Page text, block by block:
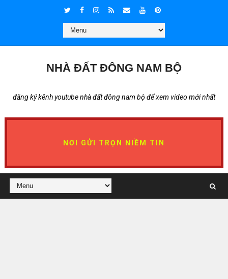
NHÀ ĐẤT ĐÔNG NAM BỘ
đăng ký kênh youtube nhà đất đông nam bộ để xem video mới nhất
NƠI GỬI TRỌN NIỀM TIN